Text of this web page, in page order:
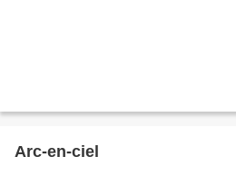
Arc-en-ciel